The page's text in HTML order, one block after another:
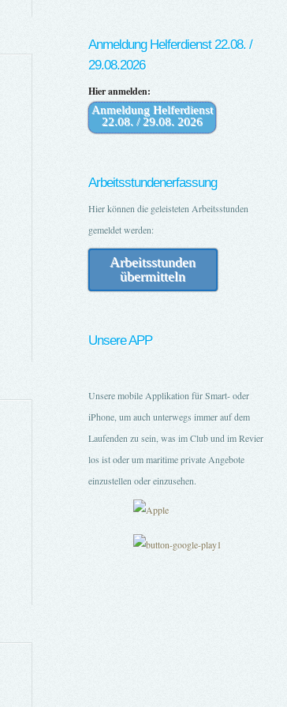
Anmeldung Helferdienst 22.08. /
29.08.2026
Hier anmelden:
Anmeldung Helferdienst
22.08. / 29.08. 2026
Arbeitsstundenerfassung
Hier können die geleisteten Arbeitsstunden
gemeldet werden:
Arbeitsstunden
übermitteln
Unsere APP
Unsere mobile Applikation für Smart- oder
iPhone, um auch unterwegs immer auf dem
Laufenden zu sein, was im Club und im Revier
los ist oder um maritime private Angebote
einzustellen oder einzusehen.